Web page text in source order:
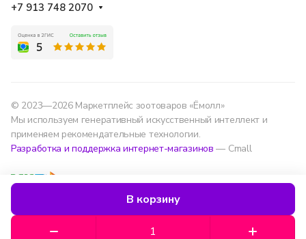
В корзину
+7 913 748 2070
© 2023—2026 Маркетплейс зоотоваров «Ёмолл»
Мы используем генеративный искусственный интеллект и
применяем рекомендательные технологии.
Разработка и поддержка интернет-магазинов — Cmall
Мы используем данные для удобства, улучшения